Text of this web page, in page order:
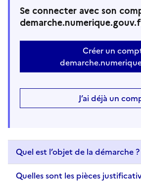
Se connecter avec son
Créer un
J’ai déjà un
Quel est l’objet de la démarche ?
Quelles sont les pièces